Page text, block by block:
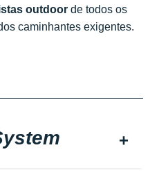
outdoor de todos os
caminhantes exigentes.